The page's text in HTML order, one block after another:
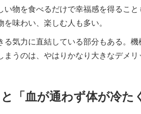
い物を食べるだけで幸福感を得るこ
味わい、楽しむ人も多い。
気力に直結している部分もある。機
まうのは、やはりかなり大きなデメ
「血が通わず体が冷た